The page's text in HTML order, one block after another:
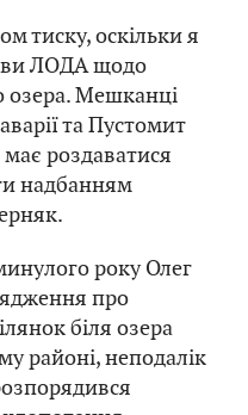
тиску, оскільки я
ЛОДА щодо
озера. Мешканці
та Пустомит
роздаватися
надбанням
року Олег
про
біля озера
районі, неподалік